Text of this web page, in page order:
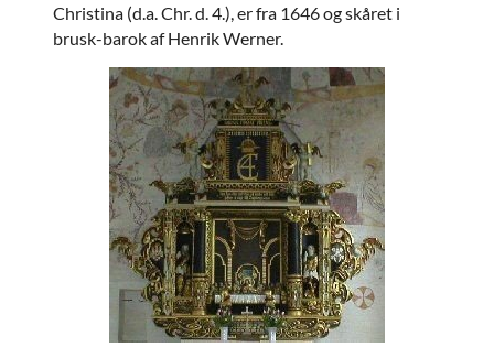
Christina (d.a. Chr. d. 4.), er fra 1646 og skåret i
brusk-barok af Henrik Werner.